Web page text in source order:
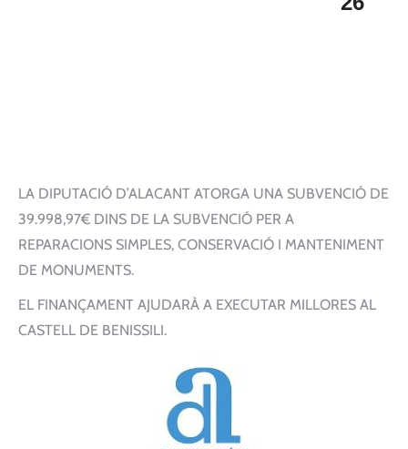
LA DIPUTACIÓ D’ALACANT ATORGA UNA SUBVENCIÓ DE
39.998,97€ DINS DE LA SUBVENCIÓ PER A
REPARACIONS SIMPLES, CONSERVACIÓ I MANTENIMENT
DE MONUMENTS.
EL FINANÇAMENT AJUDARÀ A EXECUTAR MILLORES AL
CASTELL DE BENISSILI.